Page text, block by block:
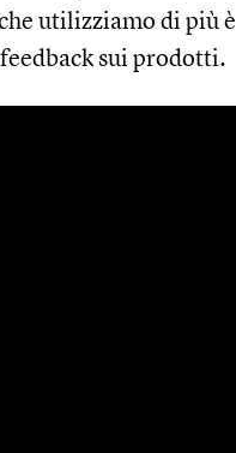
utilizziamo di più è
sui prodotti.